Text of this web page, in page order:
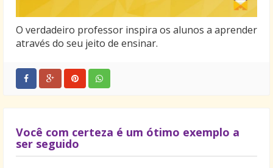
O verdadeiro professor inspira os alunos a aprender
através do seu jeito de ensinar.
Você com certeza é um ótimo exemplo a
ser seguido